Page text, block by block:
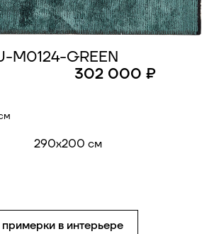
M0124-GREEN
290x200 см
в интерьере
302 000 ₽